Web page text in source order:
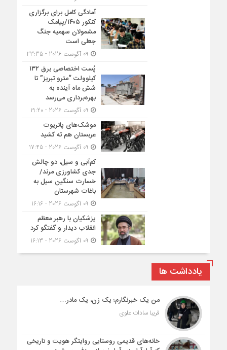
آمادگی کامل برای برگزاری
کنکور ۱۴۰۵/پیامک
مشمولان سهمیه جنگ
جعلی است
پُست اختصاصی برق ۱۳۲
کیلوولت “مترو تبریز” تا
شش ماه آینده به
بهره‌برداری می‌رسد
موشک‌های پاتریوت
عربستان هم ته‌ کشید
کم‌آبی و سیل، دو چالش
جدی کشاورزی مرند/
خسارت سنگین سیل به
باغات شهرستان
پزشکیان با رهبر معظم
انقلاب دیدار و گفتگو کرد
یادداشت ها
من یک خبرنگارم؛ یک زن، یک مادر…
فریبا سادات علوی
خانه‌های قدیمی روستایی روایتگر هویت و تاریخی